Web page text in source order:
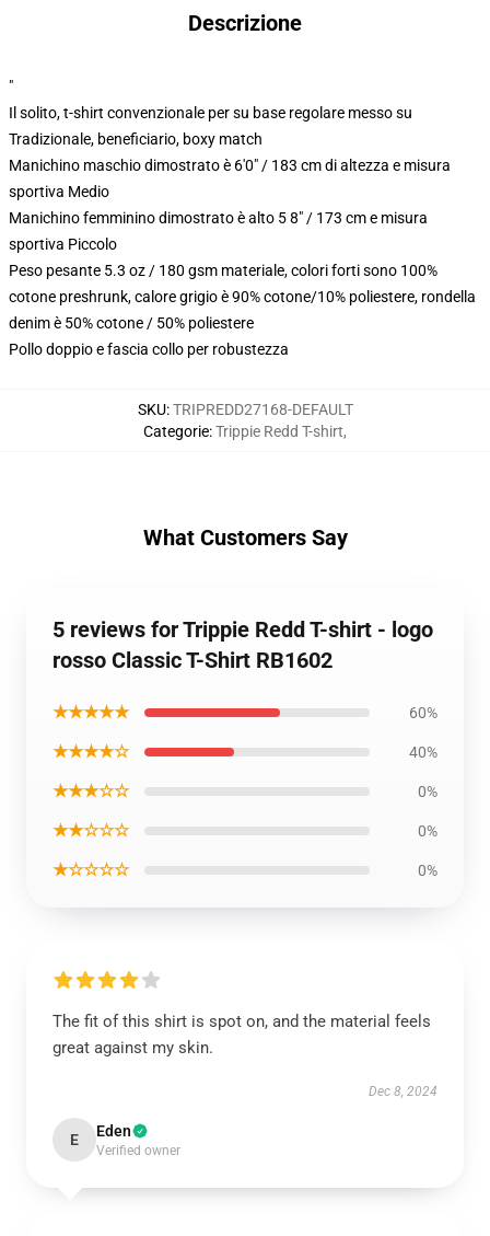
Descrizione
"
Il solito, t-shirt convenzionale per su base regolare messo su
Tradizionale, beneficiario, boxy match
Manichino maschio dimostrato è 6'0" / 183 cm di altezza e misura
sportiva Medio
Manichino femminino dimostrato è alto 5 8" / 173 cm e misura
sportiva Piccolo
Peso pesante 5.3 oz / 180 gsm materiale, colori forti sono 100%
cotone preshrunk, calore grigio è 90% cotone/10% poliestere, rondella
denim è 50% cotone / 50% poliestere
Pollo doppio e fascia collo per robustezza
SKU:TRIPREDD27168-DEFAULT
Categorie:Trippie Redd T-shirt,
What Customers Say
5 reviews for Trippie Redd T-shirt - logo
rosso Classic T-Shirt RB1602
★★★★★ 60%
★★★★☆ 40%
★★★☆☆ 0%
★★☆☆☆ 0%
★☆☆☆☆ 0%
The fit of this shirt is spot on, and the material feels
great against my skin.
Dec 8, 2024
E Eden
Verified owner